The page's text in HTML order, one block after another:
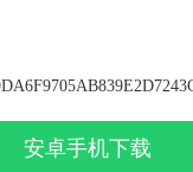
安卓手机下载